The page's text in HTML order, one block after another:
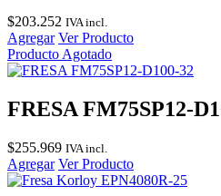
$203.252 IVA incl.
Agregar Ver Producto
Producto Agotado
FRESA FM75SP12-
$255.969 IVA incl.
Agregar Ver Producto